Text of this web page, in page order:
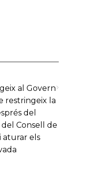
al Govern
restringeix la
del
Consell de
aturar els